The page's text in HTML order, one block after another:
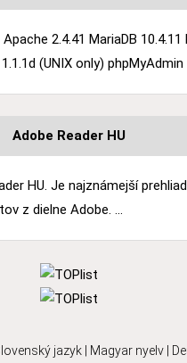
Apache 2.4.41 MariaDB 10.4.11
(UNIX only) phpMyAdmin
Adobe Reader HU
HU. Je najznámejší
z dielne Adobe. ...
jazyk Magyar nyelv